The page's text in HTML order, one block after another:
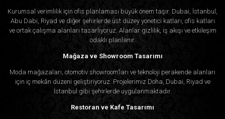
Kurumsal verimlilik için ofis planlaması büyük önem taşır. Dubai, İstanbul,
Abu Dabi, Riyad ve diğer şehirlerde üst düzey yönetici katları, ofis katları
ve ortak çalışma alanları tasarlıyoruz. Alanlar gizlilik, iş akışı ve etkileşim
odaklı planlanır.
Mağaza ve Showroom Tasarımı
Moda mağazaları, otomotiv showroom’ları ve teknoloji perakende alanları
için iç mekân düzeni geliştiriyoruz. Projelerimiz Doha, Dubai, Riyad ve
İstanbul gibi şehirlerde uygulanmaktadır.
Restoran ve Kafe Tasarımı